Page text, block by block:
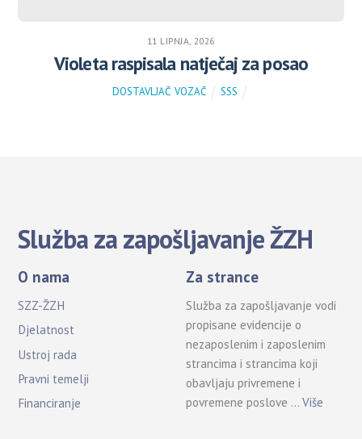
11 LIPNJA, 2026
Violeta raspisala natječaj za posao
DOSTAVLJAČ ,VOZAČ SSS
Služba za zapošljavanje ŽZH
O nama
SZZ-ŽZH
Djelatnost
Ustroj rada
Pravni temelji
Financiranje
Za strance
Služba za zapošljavanje vodi
propisane evidencije o
nezaposlenim i zaposlenim
strancima i strancima koji
obavljaju privremene i
povremene poslove …Više